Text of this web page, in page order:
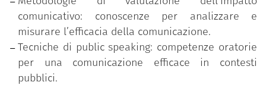
comunicativo: conoscenze per analizzare e
misurare l’efficacia della comunicazione.
Tecniche di public speaking: competenze oratorie
per una comunicazione efficace in contesti
pubblici.